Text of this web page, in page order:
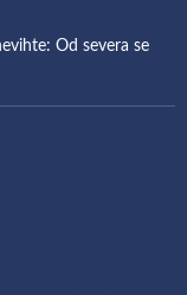
Od severa se